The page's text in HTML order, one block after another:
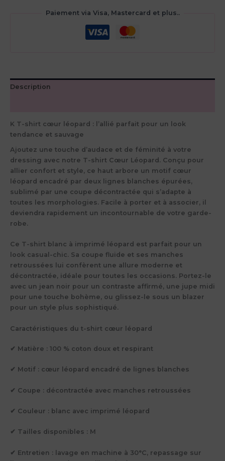
Paiement via Visa, Mastercard et plus..
Description
K T-shirt cœur léopard : l’allié parfait pour un look
tendance et sauvage
Ajoutez une touche d’audace et de féminité à votre
dressing avec notre T-shirt Cœur Léopard. Conçu pour
allier confort et style, ce haut arbore un motif cœur
léopard encadré par deux lignes blanches épurées,
sublimé par une coupe décontractée qui s’adapte à
toutes les morphologies. Facile à porter et à associer, il
deviendra rapidement un incontournable de votre garde-
robe.
Ce T-shirt blanc à imprimé léopard est parfait pour un
look casual-chic. Sa coupe fluide et ses manches
retroussées lui confèrent une allure moderne et
décontractée, idéale pour toutes les occasions. Portez-le
avec un jean noir pour un contraste affirmé, une jupe midi
pour une touche bohème, ou glissez-le sous un blazer
pour un style plus sophistiqué.
Caractéristiques du t-shirt cœur léopard
✔ Matière : 100 % coton doux et respirant
✔ Motif : cœur léopard encadré de lignes blanches
✔ Coupe : décontractée avec manches retroussées
✔ Couleur : blanc avec imprimé léopard
✔ Tailles disponibles : M
✔ Entretien : lavage en machine à 30°C, repassage sur